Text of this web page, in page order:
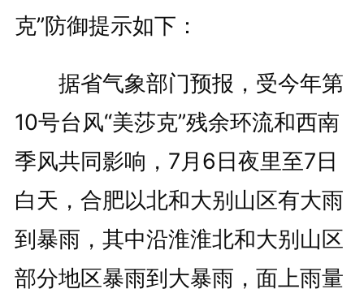
克”防御提示如下：
据省气象部门预报，受今年第
10号台风“美莎克”残余环流和西南
季风共同影响，7月6日夜里至7日
白天，合肥以北和大别山区有大雨
到暴雨，其中沿淮淮北和大别山区
部分地区暴雨到大暴雨，面上雨量